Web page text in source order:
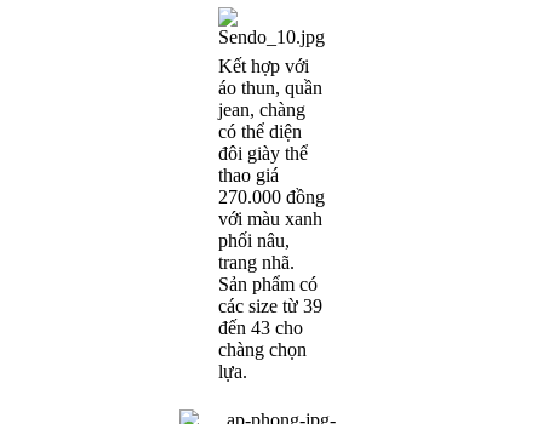
Kết hợp với
áo thun, quần
jean, chàng
có thể diện
đôi giày thể
thao giá
270.000 đồng
với màu xanh
phối nâu,
trang nhã.
Sản phẩm có
các size từ 39
đến 43 cho
chàng chọn
lựa.